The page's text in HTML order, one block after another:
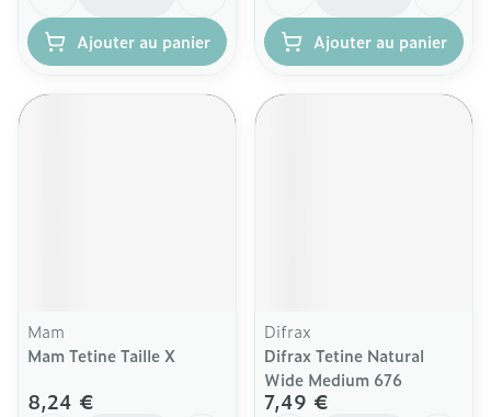
Ajouter au panier Ajouter au panier
Mam
Mam Tetine Taille X
8,24 €
Difrax
Difrax Tetine Natural
Wide Medium 676
7,49 €